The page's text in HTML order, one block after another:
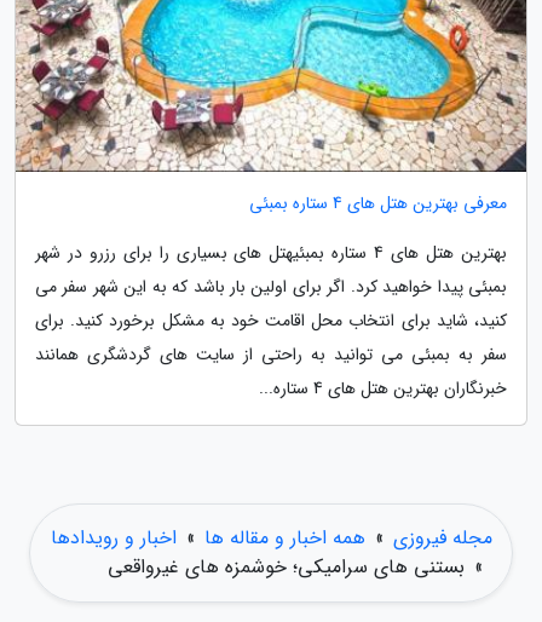
معرفی بهترین هتل های 4 ستاره بمبئی
بهترین هتل های 4 ستاره بمبئیهتل های بسیاری را برای رزرو در شهر
بمبئی پیدا خواهید کرد. اگر برای اولین بار باشد که به این شهر سفر می
کنید، شاید برای انتخاب محل اقامت خود به مشکل برخورد کنید. برای
سفر به بمبئی می توانید به راحتی از سایت های گردشگری همانند
خبرنگاران بهترین هتل های 4 ستاره...
مجله فیروزی » همه اخبار و مقاله ها » اخبار و رویدادها
» بستنی های سرامیکی؛ خوشمزه های غیرواقعی